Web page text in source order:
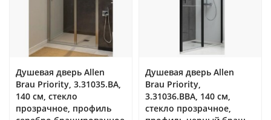
Душевая дверь Allen
Brau Priority, 3.31035.BA,
140 см, стекло
прозрачное, профиль
Душевая дверь Allen
Brau Priority,
3.31036.BBA, 140 см,
стекло прозрачное,